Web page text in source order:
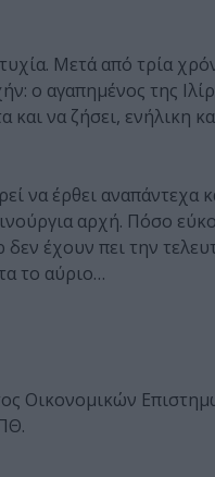
Μετά από τρία
ο αγαπημένος της
να ζήσει, ενήλικη
να έρθει αναπάντεχα
αρχή. Πόσο
έχουν πει την
το αύριο…
Οικονομικών